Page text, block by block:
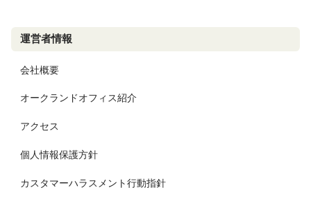
運営者情報
会社概要
オークランドオフィス紹介
アクセス
個人情報保護方針
カスタマーハラスメント行動指針